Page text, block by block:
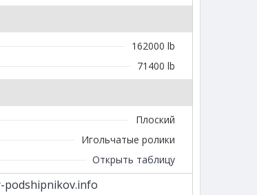
162000 lb
71400 lb
Плоский
Игольчатые ролики
Открыть таблицу
podshipnikov.info